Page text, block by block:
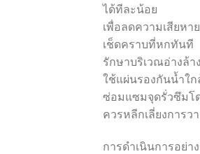
ได้ทีละน้อย
เพื่อลดความเสียหา
เช็ดคราบที่หกทันที
รักษาบริเวณอ่างล้า
ใช้แผ่นรองกันน้ำใ
ซ่อมแซมจุดรั่วซึมโ
ควรหลีกเลี่ยงการว
การดำเนินการอย่า